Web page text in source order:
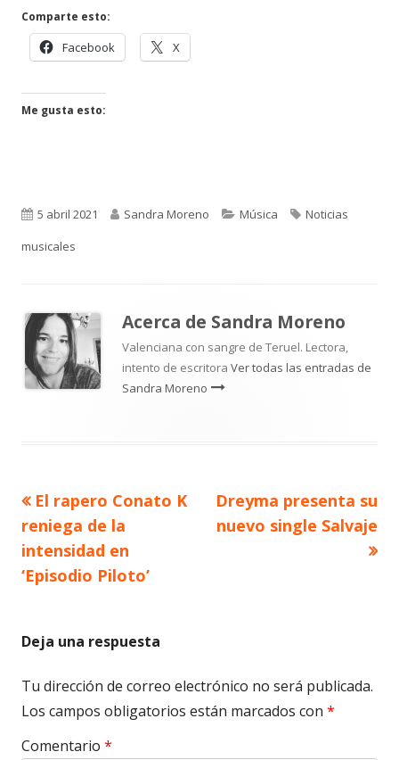
Comparte esto:
Facebook
en
X
en
Me gusta esto:
Publicado
el
5 abril 2021 Autor
Sandra Moreno Categorías
Música Etiquetas
Noticias
musicales
Acerca de Sandra Moreno
Valenciana con sangre de Teruel. Lectora,
intento de escritora Ver todas las entradas de
Sandra Moreno
Navegación
de
entradas
Artículo
anterior
El rapero Conato K
reniega de la
intensidad en
‘Episodio Piloto’
Artículo
siguiente
Dreyma presenta su
nuevo single Salvaje
Deja una respuesta
Tu dirección de correo electrónico no será publicada.
Los campos obligatorios están marcados con *
Comentario *